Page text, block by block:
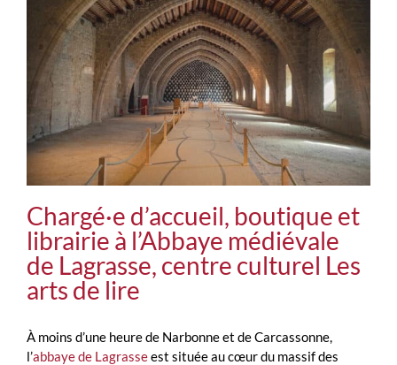
Chargé·e d’accueil, boutique et
librairie à l’Abbaye médiévale
de Lagrasse, centre culturel Les
arts de lire
À moins d’une heure de Narbonne et de Carcassonne,
l’abbaye de Lagrasseest située au cœur du massif des